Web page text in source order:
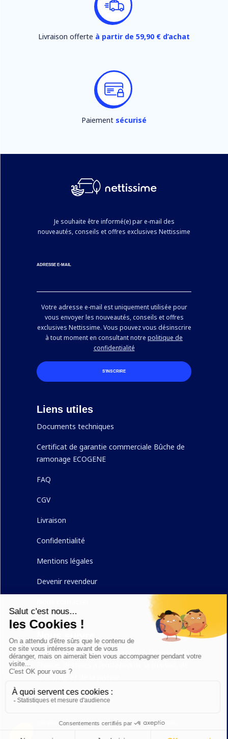
Livraison offerte à partir de 59,90 € d’achat
Paiement sécurisé
Je souhaite être informé(e) par e-mail des
nouveautés, conseils et offres exclusives Nettissime
ADRESSE E-MAIL
Votre adresse e-mail est uniquement utilisée pour
vous envoyer les nouveautés, conseils et offres
exclusives Nettissime. Vous pouvez vous désinscrire
à tout moment en consultant notre politique de
confidentialité
S’INSCRIRE
Liens utiles
Documents techniques
Certificat de garantie commerciale Bûche de
ramonage ECOGENE
FAQ
CGV
Livraison
Confidentialité
Mentions légales
Devenir revendeur
Nous suivre
Nettissime propose des produits fabriqués en
l’extérieur et de la piscine.
COPYRIGHT ©2026AB7 GROUPE. TOUS DROITS RÉSERVÉS.